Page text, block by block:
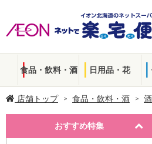
食品・飲料・酒 日用品・花
店舗トップ 食品・飲料・酒
おすすめ特集